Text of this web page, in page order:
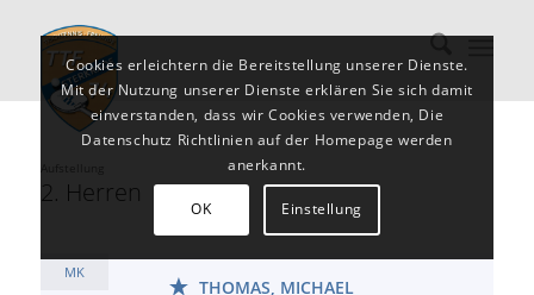
2. Herren
MK
THOMAS, MICHAEL
Cookies erleichtern die Bereitstellung unserer Dienste.
Mit der Nutzung unserer Dienste erklären Sie sich damit
einverstanden, dass wir Cookies verwenden, Die
Datenschutz Richtlinien auf der Homepage werden
anerkannt.
OK Einstellung